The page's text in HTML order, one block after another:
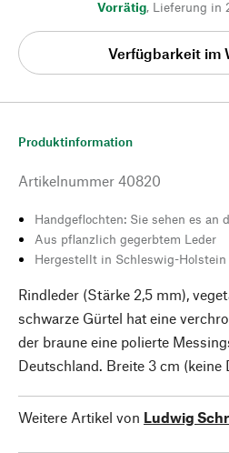
Vorrätig, Lieferung in
Verfügbarkeit im
Produktinformation
Artikelnummer 40820
Handgeflochten: Sie sehen es an
Aus pflanzlich gegerbtem Leder
Hergestellt in Schleswig-Holstein
Rindleder (Stärke 2,5 mm),
schwarze Gürtel hat eine
der braune eine polierte
Deutschland. Breite 3 cm (keine
Weitere Artikel von Ludwig